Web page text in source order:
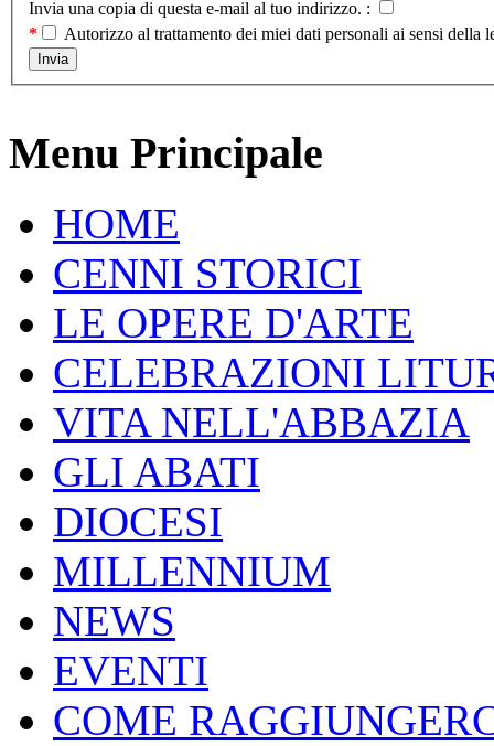
Invia una copia di questa e-mail al tuo indirizzo. :
*
Autorizzo al trattamento dei miei dati personali ai sensi
Menu Principale
HOME
CENNI STORICI
LE OPERE D'ARTE
CELEBRAZIONI
VITA NELL'ABBAZIA
GLI ABATI
DIOCESI
MILLENNIUM
NEWS
EVENTI
COME